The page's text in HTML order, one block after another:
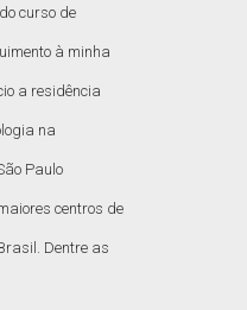
curso de
à minha
a residência
na
Paulo
centros de
Dentre as